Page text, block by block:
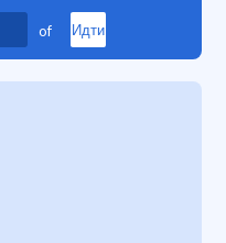
of Идти